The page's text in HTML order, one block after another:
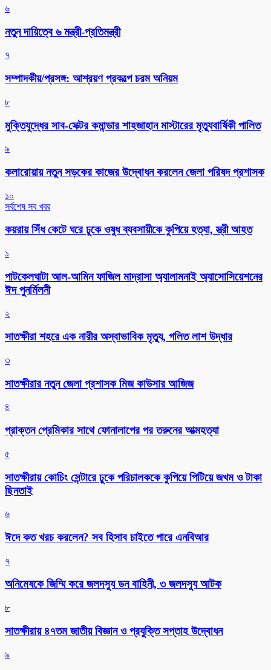
৬
নতুন দায়িত্বে ৬ মন্ত্রী-প্রতিমন্ত্রী
৭
সম্পাদকীয়/প্রসঙ্গ: আশ্রয়ণ প্রকল্পে চরম অনিয়ম
৮
মুক্তিযুদ্ধের সাব-সেক্টর কমান্ডার শাহজাহান মাস্টারের মৃত্যুবার্ষিকী পালিত
৯
কলারোয়ায় নতুন সড়কের কাজের উদ্বোধন করলেন জেলা পরিষদ প্রশাসক
১০
সর্বশেষ সব খবর
কয়রায় সিঁধ কেটে ঘরে ঢুকে ওষুধ ব্যবসায়ীকে কুপিয়ে হত্যা, স্ত্রী আহত
১
পাটকেলঘাটা আল-আমিন ফাজিল মাদ্রাসা অ্যালামনাই অ্যাসোসিয়েশনের
ঈদ পুনর্মিলনী
২
সাতক্ষীরা শহরে এক নারীর অস্বাভাবিক মৃত্যু, গলিত লাশ উদ্ধার
৩
সাতক্ষীরার নতুন জেলা প্রশাসক মিজ কাউসার আজিজ
৪
প্রাক্তন প্রেমিকার সাথে ফোনালাপের পর তরুনের আত্মহত্যা
৫
সাতক্ষীরায় কোচিং সেন্টারে ঢুকে পরিচালককে কুপিয়ে পিটিয়ে জখম ও টাকা
ছিনতাই
৬
ঈদে কত খরচ করলেন? সব হিসাব চাইতে পারে এনবিআর
৭
অনিমেষকে জিম্মি করে জলদস্যু ডন বাহিনী, ৩ জলদস্যু আটক
৮
সাতক্ষীরায় ৪৭তম জাতীয় বিজ্ঞান ও প্রযুক্তি সপ্তাহ উদ্বোধন
৯